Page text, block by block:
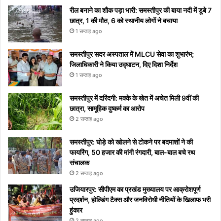
वाइरल
रील बनाने का शौक पड़ा भारी: समस्तीपुर की बाया नदी में डूबे 7
छात्र, 1 की मौत, 6 को स्थानीय लोगों ने बचाया
1 सप्ताह ago
समस्तीपुर सदर अस्पताल में MLCU सेवा का शुभारंभ;
जिलाधिकारी ने किया उद्घाटन, दिए दिशा निर्देश
1 सप्ताह ago
समस्तीपुर में दरिंदगी: मक्के के खेत में अचेत मिली 9वीं की
छात्रा, सामूहिक दुष्कर्म का आरोप
2 सप्ताह ago
समस्तीपुर: घोड़े को खोलने से टोकने पर बदमाशों ने की
फायरिंग, 50 हजार की मांगी रंगदारी, बाल-बाल बचे रथ
संचालक
2 सप्ताह ago
उजियारपुर: सीपीएम का प्रखंड मुख्यालय पर आक्रोशपूर्ण
प्रदर्शन, होल्डिंग टैक्स और जनविरोधी नीतियों के खिलाफ भरी
हुंकार